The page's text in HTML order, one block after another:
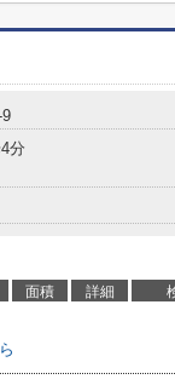
9
分
面積 詳細